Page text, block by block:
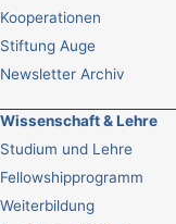
Kooperationen
Stiftung Auge
Newsletter Archiv
Wissenschaft & Lehre
Studium und Lehre
Fellowshipprogramm
Weiterbildung